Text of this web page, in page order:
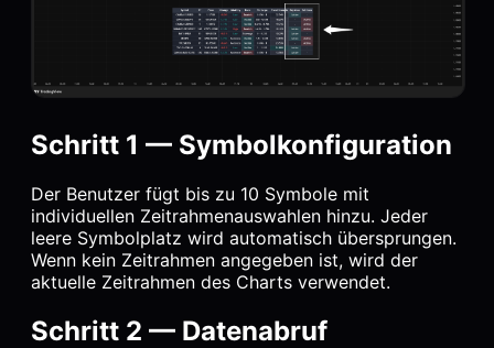
Schritt 1 — Symbolkonfiguration
Der Benutzer fügt bis zu 10 Symbole mit
individuellen Zeitrahmenauswahlen hinzu. Jeder
leere Symbolplatz wird automatisch übersprungen.
Wenn kein Zeitrahmen angegeben ist, wird der
aktuelle Zeitrahmen des Charts verwendet.
Schritt 2 — Datenabruf